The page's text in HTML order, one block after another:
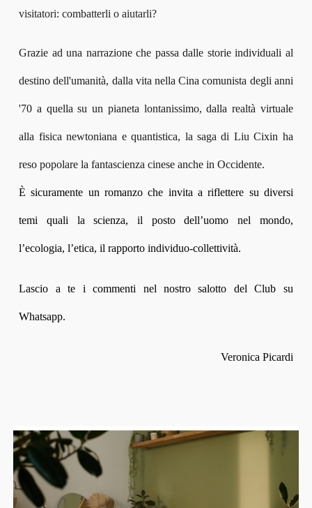
visitatori: combatterli o aiutarli?
Grazie ad una narrazione che passa dalle storie individuali al
destino dell'umanità, dalla vita nella Cina comunista degli anni
'70 a quella su un pianeta lontanissimo, dalla realtà virtuale
alla fisica newtoniana e quantistica, la saga di Liu Cixin ha
reso popolare la fantascienza cinese anche in Occidente.
È sicuramente un romanzo che invita a riflettere su diversi
temi quali la scienza, il posto dell’uomo nel mondo,
l’ecologia, l’etica, il rapporto individuo-collettività.
Lascio a te i commenti nel nostro salotto del Club su
Whatsapp.
Veronica Picardi